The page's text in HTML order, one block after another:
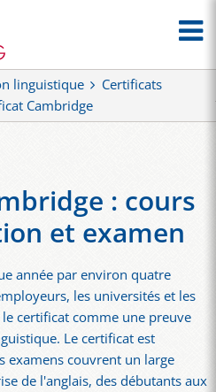
linguistique
Certificats
Cambridge
: cours
et examen
année par environ quatre
les universités et les
certificat comme une preuve
Le certificat est
examens couvrent un large
de l'anglais, des débutants aux